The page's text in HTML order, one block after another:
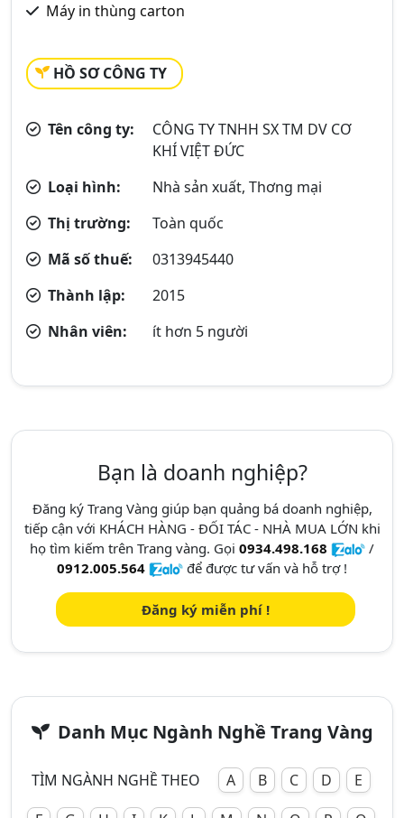
Máy in thùng carton
HỒ SƠ CÔNG TY
Tên công ty:
CÔNG TY TNHH SX TM DV CƠ
KHÍ VIỆT ĐỨC
Loại hình:
Nhà sản xuất, Thơng mại
Thị trường:
Toàn quốc
Mã số thuế:
0313945440
Thành lập:
2015
Nhân viên:
ít hơn 5 người
Bạn là doanh nghiệp?
Đăng ký Trang Vàng giúp bạn quảng bá doanh nghiệp,
tiếp cận với KHÁCH HÀNG - ĐỐI TÁC - NHÀ MUA LỚN khi
họ tìm kiếm trên Trang vàng. Gọi 0934.498.168
/
0912.005.564
để được tư vấn và hỗ trợ !
Đăng ký miễn phí !
Danh Mục Ngành Nghề Trang Vàng
TÌM NGÀNH NGHỀ THEO A B C D
E